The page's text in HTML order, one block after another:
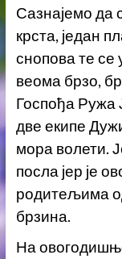
Сазнајемо да
крста, један
снопова те се
веома брзо,
Госпођа Ружа
две екипе
мора волети.
посла јер је
родитељима
брзина.
На